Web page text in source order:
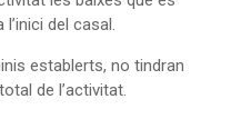
del casal.
establerts, no tindran
de l’activitat.